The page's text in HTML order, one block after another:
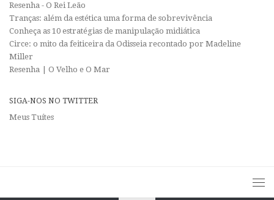
Resenha - O Rei Leão
Tranças: além da estética uma forma de sobrevivência
Conheça as 10 estratégias de manipulação midiática
Circe: o mito da feiticeira da Odisseia recontado por Madeline
Miller
Resenha | O Velho e O Mar
SIGA-NOS NO TWITTER
Meus Tuítes